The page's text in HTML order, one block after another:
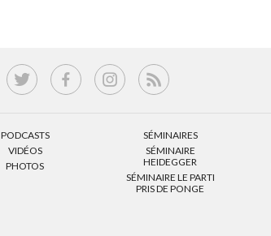
PODCASTS
VIDÉOS
PHOTOS
SÉMINAIRES
SÉMINAIRE
HEIDEGGER
SÉMINAIRE LE PARTI
PRIS DE PONGE